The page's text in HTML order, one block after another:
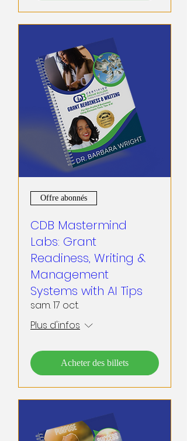
Offre abonnés
CDB Mastermind
Labs: Grant
Readiness, Writing &
Management
Systems with AI Tips
sam. 17 oct.
Plus d'infos
Acheter des billets